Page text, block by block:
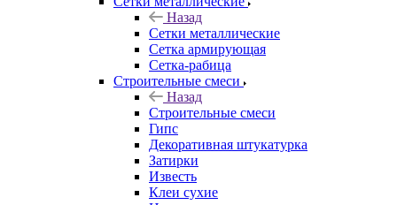
Назад
Сетки металлические
Сетка армирующая
Сетка-рабица
Строительные смеси
Назад
Строительные смеси
Гипс
Декоративная штукатурка
Затирки
Известь
Клеи сухие